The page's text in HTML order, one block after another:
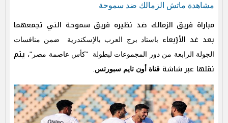
مشاهدة ماتش الزمالك ضد سموحة
مباراة فريق الزمالك ضد نظيره فريق سموحة التي تجمعهما
بعد غد الأ{بعاء
باستاد برج العرب بالإسكندرية
ضمن منافسات
الجولة الرابعة من دور المجموعات لبطولة "كأس عاصمة مصر"، يتم
نقلها عبر شاشة قناة أون تايم سبورتس